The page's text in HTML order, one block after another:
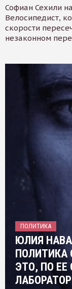
Софиан Сехили
Велосипедист,
скорости
незаконном
ПОЛИТИКА
ЮЛИЯ
ПОЛИТИКА
ЭТО, ПО